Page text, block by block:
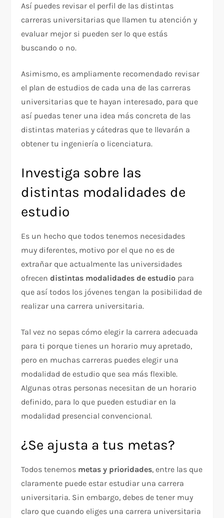
Así puedes revisar el perfil de las distintas
carreras universitarias que llamen tu atención y
evaluar mejor si pueden ser lo que estás
buscando o no.
Asimismo, es ampliamente recomendado revisar
el plan de estudios de cada una de las carreras
universitarias que te hayan interesado, para que
así puedas tener una idea más concreta de las
distintas materias y cátedras que te llevarán a
obtener tu ingeniería o licenciatura.
Investiga sobre las
distintas modalidades de
estudio
Es un hecho que todos tenemos necesidades
muy diferentes, motivo por el que no es de
extrañar que actualmente las universidades
ofrecendistintas modalidades de estudio para
que así todos los jóvenes tengan la posibilidad de
realizar una carrera universitaria.
Tal vez no sepas cómo elegir la carrera adecuada
para ti porque tienes un horario muy apretado,
pero en muchas carreras puedes elegir una
modalidad de estudio que sea más flexible.
Algunas otras personas necesitan de un horario
definido, para lo que pueden estudiar en la
modalidad presencial convencional.
¿Se ajusta a tus metas?
Todos tenemos metas y prioridades, entre las que
claramente puede estar estudiar una carrera
universitaria. Sin embargo, debes de tener muy
claro que cuando eliges una carrera universitaria